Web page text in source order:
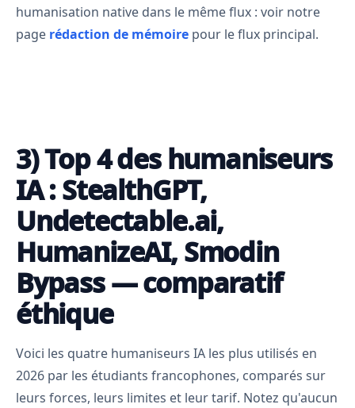
humanisation native dans le même flux : voir notre
page rédaction de mémoire pour le flux principal.
3) Top 4 des humaniseurs
IA : StealthGPT,
Undetectable.ai,
HumanizeAI, Smodin
Bypass — comparatif
éthique
Voici les quatre humaniseurs IA les plus utilisés en
2026 par les étudiants francophones, comparés sur
leurs forces, leurs limites et leur tarif. Notez qu'aucun